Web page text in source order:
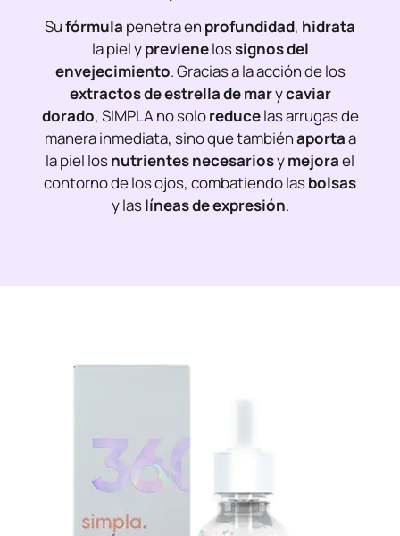
Sufórmula penetra en profundidad, hidrata
la piel yprevienelossignos del
envejecimiento. Gracias a la acción de los
extractos de estrella de marycaviar
dorado, SIMPLA no soloreducelas arrugas de
manera inmediata, sino que tambiénaportaa
la piel losnutrientes necesariosymejorael
contorno de los ojos, combatiendo lasbolsas
y laslíneas de expresión.